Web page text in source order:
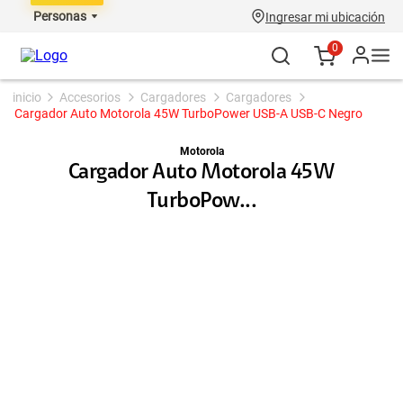
Personas Ingresar mi ubicación
0
accesorios cargadores
cargadores
Cargador Auto Motorola 45W TurboPower USB-A USB-C Negro
Motorola
Cargador Auto Motorola 45W
TurboPow...